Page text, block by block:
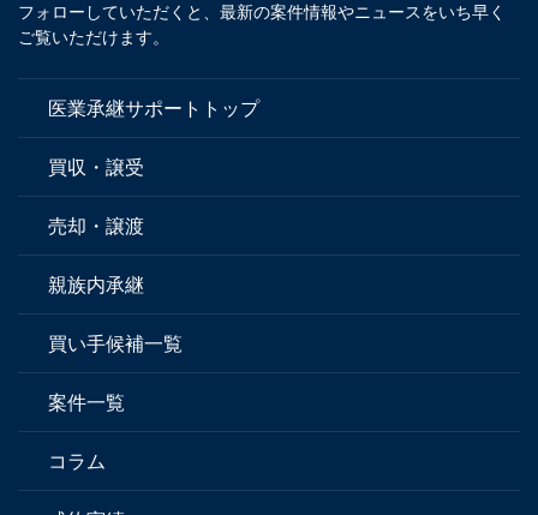
フォローしていただくと、最新の案件情報やニュースをいち早く
ご覧いただけます。
医業承継サポートトップ
買収・譲受
売却・譲渡
親族内承継
買い手候補一覧
案件一覧
コラム